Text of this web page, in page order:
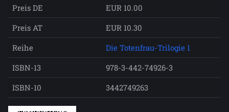
Preis DE
EUR 10.00
Preis AT
EUR 10.30
Reihe
Die Totenfrau-Trilogie 1
ISBN-13
978-3-442-74926-3
ISBN-10
3442749263